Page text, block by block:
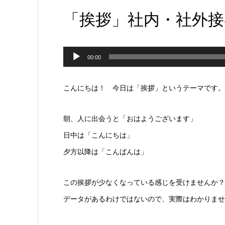
「挨拶」社内・社外
プ
ー
ヤ
ー
00:00
こんにちは！ 今日は「挨拶」というテーマです。
朝、人に出会うと「おはようございます」
日中は「こんにちは」
夕方以降は「こんばんは」
この挨拶が少なくなっている感じを受けませんか？
データがあるわけではないので、実際はわかりませ